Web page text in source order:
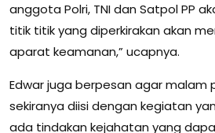
anggota Polri, TNI dan Satpol PP
titik titik yang diperkirakan akan
aparat keamanan,” ucapnya.
Edwar juga berpesan agar malam
sekiranya diisi dengan kegiatan
ada tindakan kejahatan yang